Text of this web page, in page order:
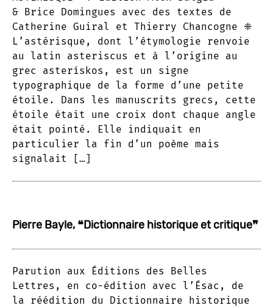
& Brice Domingues avec des textes de
Catherine Guiral et Thierry Chancogne ❈
L’astérisque, dont l’étymologie renvoie
au latin asteriscus et à l’origine au
grec asterískos, est un signe
typographique de la forme d’une petite
étoile. Dans les manuscrits grecs, cette
étoile était une croix dont chaque angle
était pointé. Elle indiquait en
particulier la fin d’un poème mais
signalait […]
Pierre Bayle, ❝Dictionnaire historique et critique❞
Parution aux Éditions des Belles
Lettres, en co-édition avec l’Ésac, de
la réédition du Dictionnaire historique